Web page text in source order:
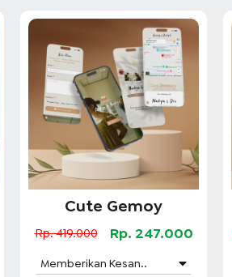
Cute Gemoy
Rp. 419.000 Rp. 247.000
Memberikan Kesan..